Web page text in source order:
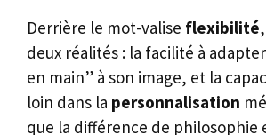
Derrière le mot-valise flexibilité
deux réalités : la facilité à
en main” à son image, et la
loin dans la personnalisation
que la différence de philosophie